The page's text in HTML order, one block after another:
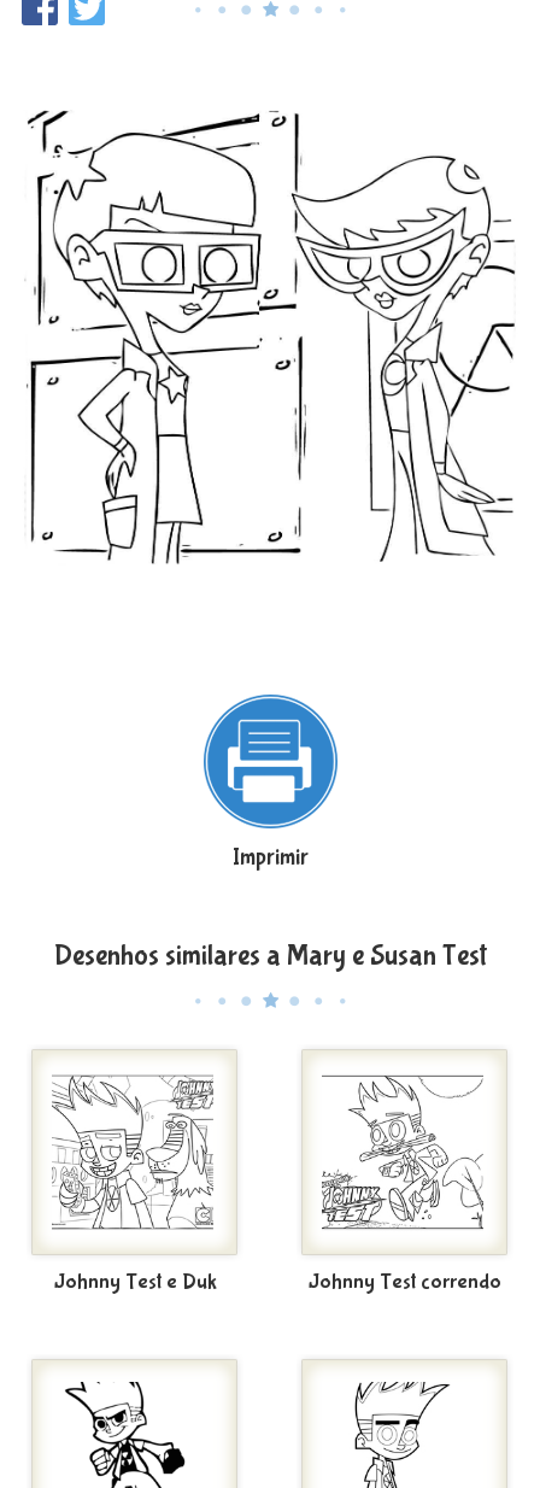
Imprimir
Desenhos similares a Mary e Susan Test
Johnny Test e Duk Johnny Test correndo